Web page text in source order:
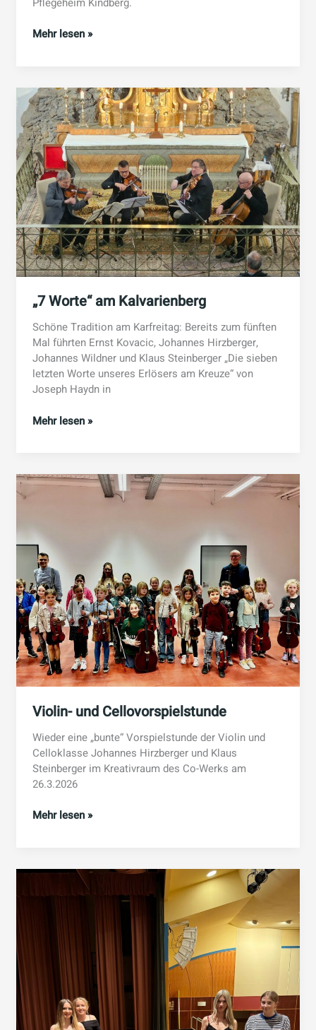
Celloquartett
Mehr lesen »
„7 Worte“ am Kalvarienberg
Schöne Tradition am Karfreitag: Bereits zum fünften
Mal führten Ernst Kovacic, Johannes Hirzberger,
Johannes Wildner und Klaus Steinberger „Die sieben
letzten Worte unseres Erlösers am Kreuze“ von
Joseph Haydn in
„7
Mehr lesen »
Violin- und Cellovorspielstunde
Wieder eine „bunte“ Vorspielstunde der Violin und
Celloklasse Johannes Hirzberger und Klaus
Steinberger im Kreativraum des Co-Werks am
26.3.2026
Violin-
Mehr lesen »